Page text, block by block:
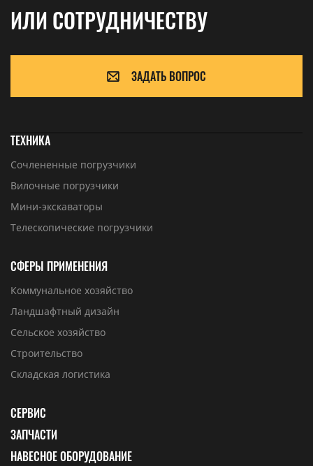
ИЛИ СОТРУДНИЧЕСТВУ
ЗАДАТЬ ВОПРОС
ТЕХНИКА
Сочлененные погрузчики
Вилочные погрузчики
Мини-экскаваторы
Телескопические погрузчики
СФЕРЫ ПРИМЕНЕНИЯ
Коммунальное хозяйство
Ландшафтный дизайн
Сельское хозяйство
Строительство
Складская логистика
СЕРВИС
ЗАПЧАСТИ
НАВЕСНОЕ ОБОРУДОВАНИЕ